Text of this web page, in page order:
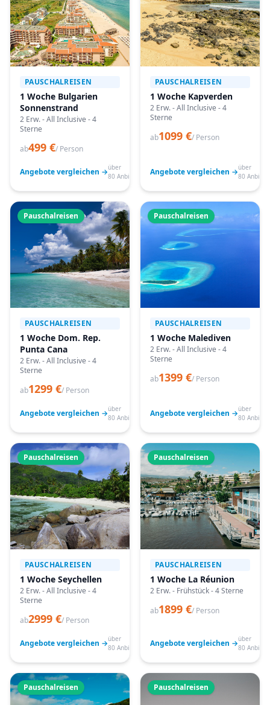
PAUSCHALREISEN
1 Woche Bulgarien
Sonnenstrand
2 Erw. - All Inclusive - 4
Sterne
ab499 €/ Person
Angebote vergleichen →über
80 Anbieter
PAUSCHALREISEN
1 Woche Kapverden
2 Erw. - All Inclusive - 4
Sterne
ab1099 €/ Person
Angebote vergleichen →über
80
Pauschalreisen
PAUSCHALREISEN
1 Woche Dom. Rep.
Punta Cana
2 Erw. - All Inclusive - 4
Sterne
ab1299 €/ Person
Angebote vergleichen →über
80 Anbieter
Pauschalreisen
PAUSCHALREISEN
1 Woche Malediven
2 Erw. - All Inclusive - 4
Sterne
ab1399 €/ Person
Angebote vergleichen →über
80
Pauschalreisen
PAUSCHALREISEN
1 Woche Seychellen
2 Erw. - All Inclusive - 4
Sterne
ab2999 €/ Person
Angebote vergleichen →über
80 Anbieter
Pauschalreisen
PAUSCHALREISEN
1 Woche La Réunion
2 Erw. - Frühstück - 4 Sterne
ab1899 €/ Person
Angebote vergleichen →über
80
Pauschalreisen Pauschalreisen